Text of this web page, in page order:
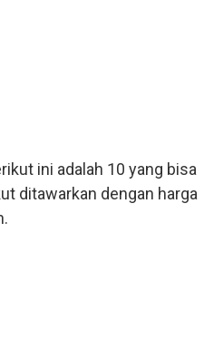
ini adalah 10 yang bisa
ditawarkan dengan harga